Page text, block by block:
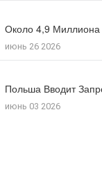
Около 4,9
июнь 26 2026
Польша Вводит
июнь 03 2026
Большинство
июль 09 2026
Число Иностранцев,
мая 18 2026